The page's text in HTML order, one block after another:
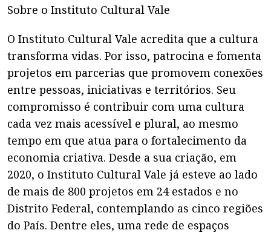
Sobre o Instituto Cultural Vale
O Instituto Cultural Vale acredita que a cultura
transforma vidas. Por isso, patrocina e fomenta
projetos em parcerias que promovem conexões
entre pessoas, iniciativas e territórios. Seu
compromisso é contribuir com uma cultura
cada vez mais acessível e plural, ao mesmo
tempo em que atua para o fortalecimento da
economia criativa. Desde a sua criação, em
2020, o Instituto Cultural Vale já esteve ao lado
de mais de 800 projetos em 24 estados e no
Distrito Federal, contemplando as cinco regiões
do País. Dentre eles, uma rede de espaços